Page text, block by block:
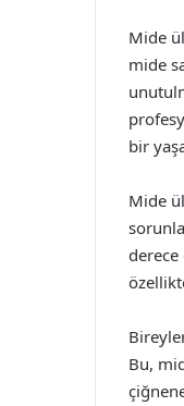
Mide
mide
bir
Mide
Bu,